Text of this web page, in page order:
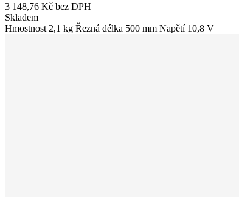
3 148,76 Kč bez DPH
Skladem
Hmostnost 2,1 kg Řezná délka 500 mm Napětí 10,8 V